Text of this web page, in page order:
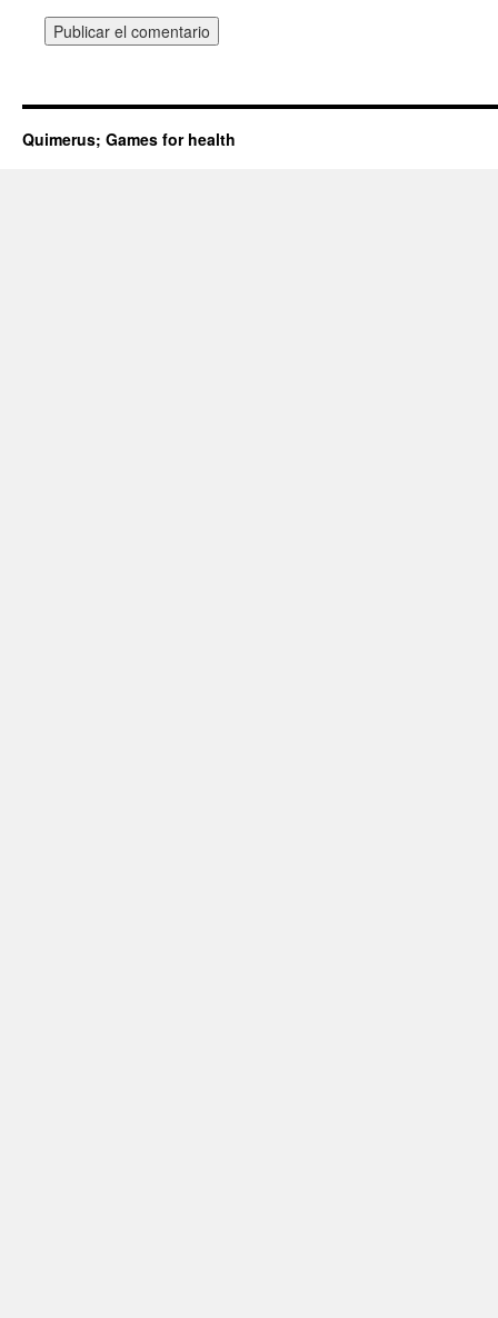
Quimerus; Games for health